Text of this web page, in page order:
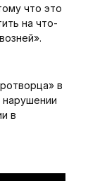
что это
на что-
в
нарушении
в